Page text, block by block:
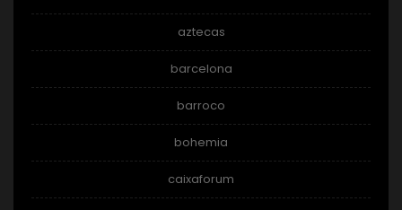
aztecas
barcelona
barroco
bohemia
caixaforum